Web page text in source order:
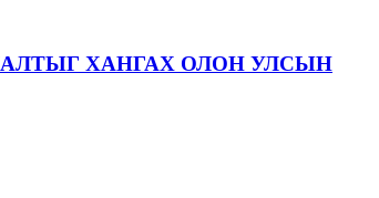
ХАНГАХ ОЛОН УЛСЫН